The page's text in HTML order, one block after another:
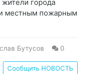
города
местным пожарным
Бутусов 0
Сообщить НОВОСТЬ